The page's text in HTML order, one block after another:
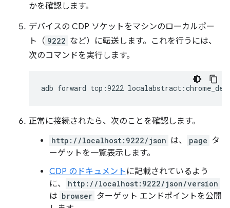
かを確認します。
デバイスの CDP ソケットをマシンのローカルポー
ト（ 9222 など）に転送します。これを行うには、
次のコマンドを実行します。
adb forward tcp:9222
正常に接続されたら、次のことを確認します。
http://localhost:9222/json は、 page タ
ーゲットを一覧表示します。
CDP のドキュメント に記載されているよう
に、
http://localhost:9222/json/version
は browser ターゲット エンドポイントを公開